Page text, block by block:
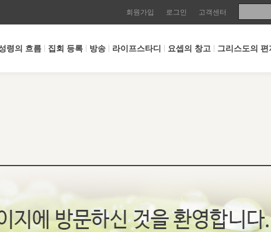
회원가입 로그인 고객센터
령의 흐름 집회 등록 방송 라이프스타디 요셉의 창고 그리스도의 편